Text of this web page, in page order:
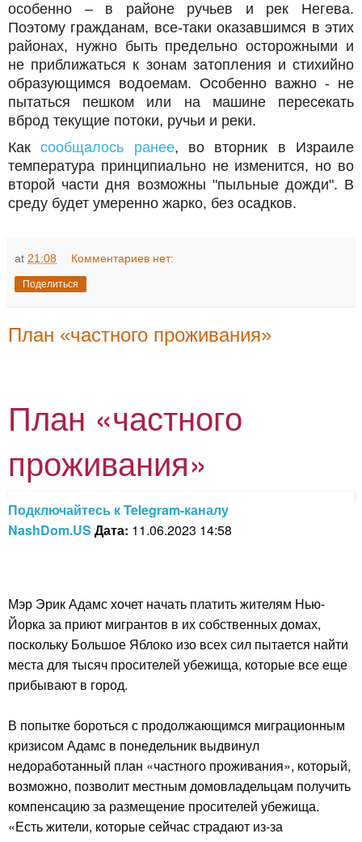
особенно – в районе ручьев и рек Негева.
Поэтому гражданам, все-таки оказавшимся в этих
районах, нужно быть предельно осторожными и
не приближаться к зонам затопления и стихийно
образующимся водоемам. Особенно важно - не
пытаться пешком или на машине пересекать
вброд текущие потоки, ручьи и реки.
Каксообщалось ранее, во вторник в Израиле
температура принципиально не изменится, но во
второй части дня возможны "пыльные дожди". В
среду будет умеренно жарко, без осадков.
at 21:08 Комментариев нет:
Поделиться
План «частного проживания»
План «частного
проживания»
Подключайтесь к Telegram-каналу
NashDom.US Дата: 11.06.2023 14:58
Мэр Эрик Адамс хочет начать платить жителям Нью-
Йорка за приют мигрантов в их собственных домах,
поскольку Большое Яблоко изо всех сил пытается найти
места для тысяч просителей убежища, которые все еще
прибывают в город.
В попытке бороться с продолжающимся миграционным
кризисом Адамс в понедельник выдвинул
недоработанный план «частного проживания», который,
возможно, позволит местным домовладельцам получить
компенсацию за размещение просителей убежища.
«Есть жители, которые сейчас страдают из-за